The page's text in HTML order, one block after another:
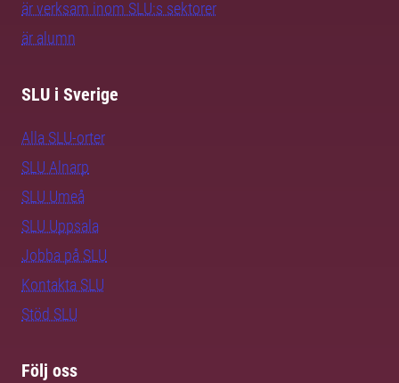
är verksam inom SLU:s sektorer
är alumn
SLU i Sverige
Alla SLU-orter
SLU Alnarp
SLU Umeå
SLU Uppsala
Jobba på SLU
Kontakta SLU
Stöd SLU
Följ oss